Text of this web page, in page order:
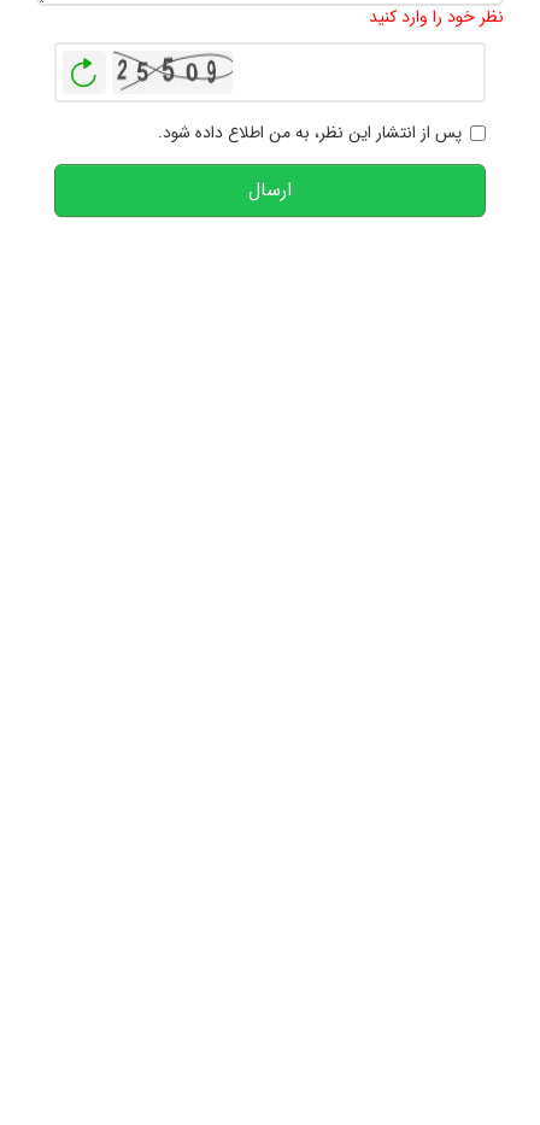
نظر خود را وارد کنید
پس از انتشار این نظر، به من اطلاع داده شود.
ارسال